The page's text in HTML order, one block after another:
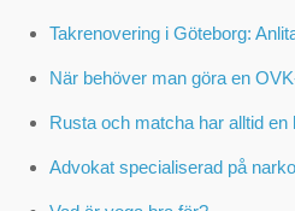
Takrenovering i Göteborg:
När behöver man göra en
Rusta och matcha har alltid en
Advokat specialiserad på